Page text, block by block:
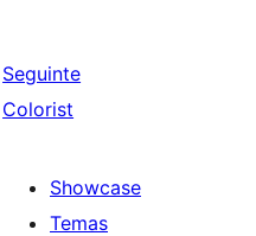
Seguinte
Colorist
Showcase
Temas